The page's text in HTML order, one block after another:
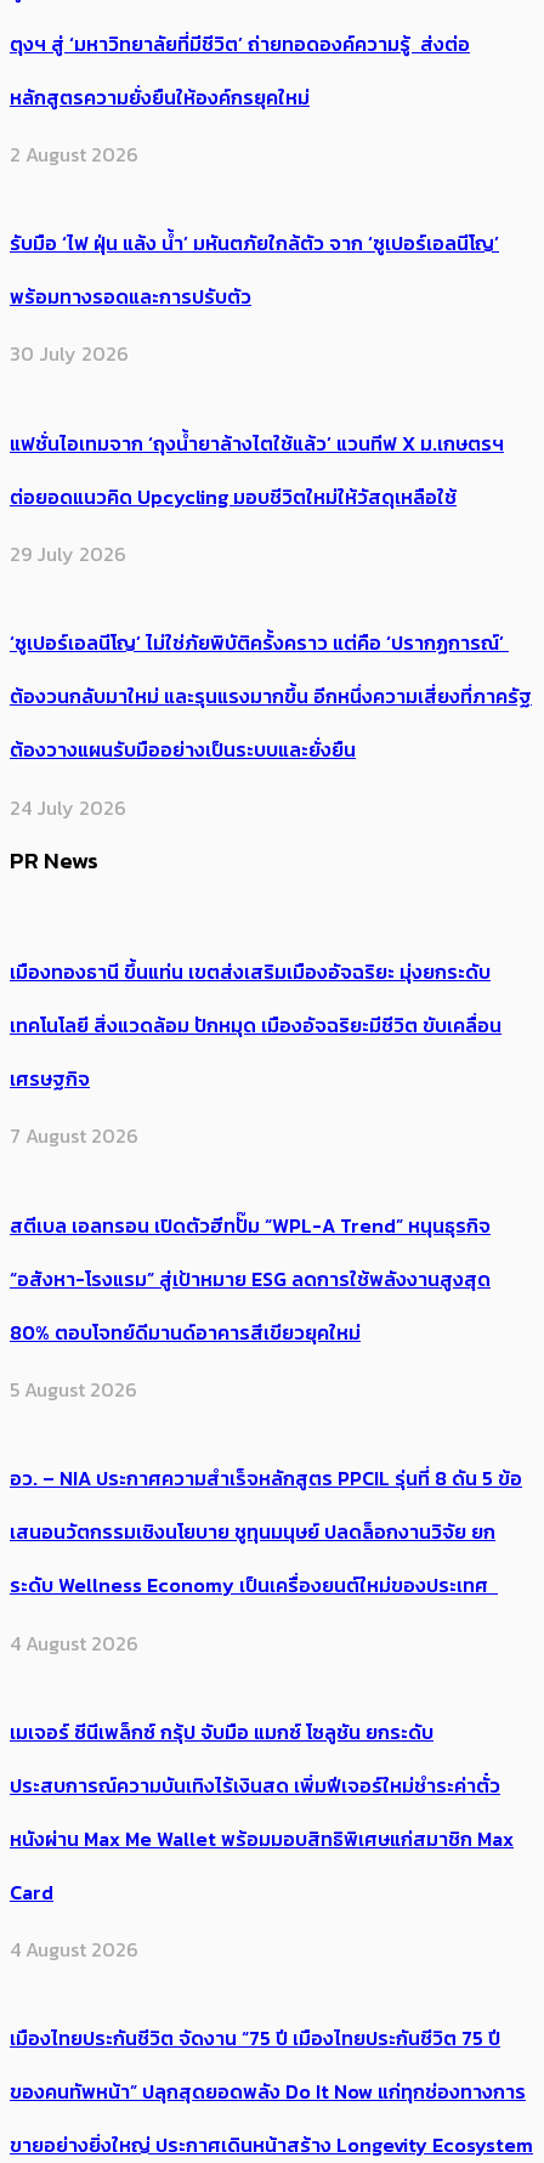
ตุงฯ สู่ ‘มหาวิทยาลัยที่มีชีวิต’ ถ่ายทอดองค์ความรู้ ส่งต่อ
หลักสูตรความยั่งยืนให้องค์กรยุคใหม่
2 August 2026
รับมือ ‘ไฟ ฝุ่น แล้ง น้ำ’ มหันตภัยใกล้ตัว จาก ‘ซูเปอร์เอลนีโญ’
พร้อมทางรอดและการปรับตัว
30 July 2026
แฟชั่นไอเทมจาก ‘ถุงน้ำยาล้างไตใช้แล้ว’ แวนทีฟ X ม.เกษตรฯ
ต่อยอดแนวคิด Upcycling มอบชีวิตใหม่ให้วัสดุเหลือใช้
29 July 2026
‘ซูเปอร์เอลนีโญ’ ไม่ใช่ภัยพิบัติครั้งคราว แต่คือ ‘ปรากฏการณ์’ ​
ต้อง​วนกลับมาใหม่ และรุนแรงมากขึ้น อีกหนึ่งความเสี่ยงที่ภาครัฐ
ต้องวางแผนรับมืออย่างเป็นระบบและยั่งยืน
24 July 2026
PR News
เมืองทองธานี ขึ้นแท่น เขตส่งเสริมเมืองอัจฉริยะ มุ่งยกระดับ
เทคโนโลยี สิ่งแวดล้อม ปักหมุด เมืองอัจฉริยะมีชีวิต ขับเคลื่อน
เศรษฐกิจ
7 August 2026
สตีเบล เอลทรอน เปิดตัวฮีทปั๊ม “WPL-A Trend” หนุนธุรกิจ
“อสังหา-โรงแรม” สู่เป้าหมาย ESG ลดการใช้พลังงานสูงสุด
80% ตอบโจทย์ดีมานด์อาคารสีเขียวยุคใหม่
5 August 2026
อว. – NIA ประกาศความสำเร็จหลักสูตร PPCIL รุ่นที่ 8 ดัน 5 ข้อ
เสนอนวัตกรรมเชิงนโยบาย ชูทุนมนุษย์ ปลดล็อกงานวิจัย ยก
ระดับ Wellness Economy เป็นเครื่องยนต์ใหม่ของประเทศ
4 August 2026
เมเจอร์ ซีนีเพล็กซ์ กรุ้ป จับมือ แมกซ์ โซลูชัน ยกระดับ
ประสบการณ์ความบันเทิงไร้เงินสด เพิ่มฟีเจอร์ใหม่ชำระค่าตั๋ว
หนังผ่าน Max Me Wallet พร้อมมอบสิทธิพิเศษแก่สมาชิก Max
Card
4 August 2026
เมืองไทยประกันชีวิต จัดงาน “75 ปี เมืองไทยประกันชีวิต 75 ปี
ของคนทัพหน้า” ปลุกสุดยอดพลัง Do It Now แก่ทุกช่องทางการ
ขายอย่างยิ่งใหญ่ ประกาศเดินหน้าสร้าง Longevity Ecosystem